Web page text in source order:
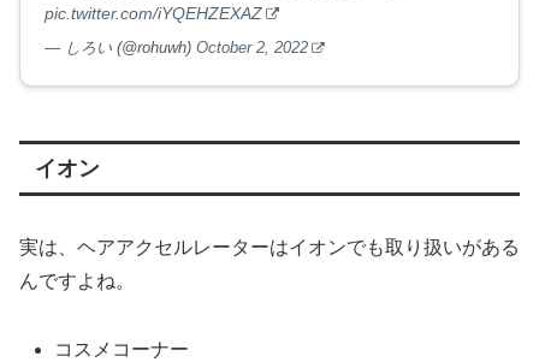
pic.twitter.com/iYQEHZEXAZ
— しろい (@rohuwh) October 2, 2022
イオン
実は、ヘアアクセルレーターはイオンでも取り扱いがある
んですよね。
コスメコーナー